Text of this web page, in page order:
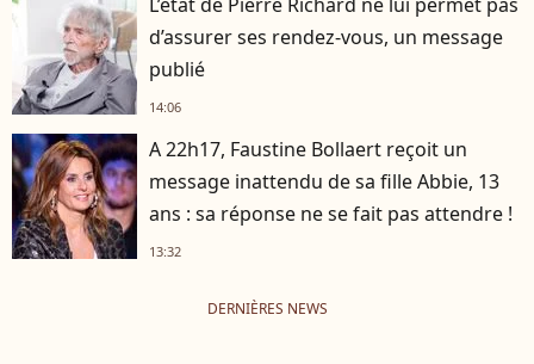
d’assurer ses rendez-vous, un message
publié
14:06
A 22h17, Faustine Bollaert reçoit un
message inattendu de sa fille Abbie, 13
ans : sa réponse ne se fait pas attendre !
13:32
DERNIÈRES NEWS